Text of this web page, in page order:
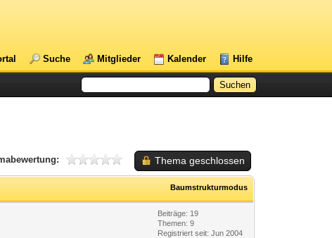
Suche Mitglieder Kalender Hilfe
Thema geschlossen
Baumstrukturmodus
Beiträge: 19
Themen: 9
Registriert seit: Jun 2004